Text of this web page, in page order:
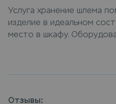
Услуга хранение шлема
изделие в идеальном
место в шкафу.
хранения обеспечивает
хранение шлема с
Отзывы: